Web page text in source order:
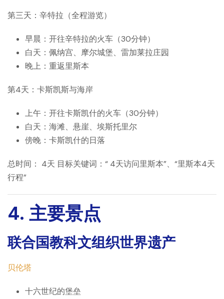
第三天：辛特拉（全程游览）
早晨：开往辛特拉的火车（30分钟）
白天：佩纳宫、摩尔城堡、雷加莱拉庄园
晚上：重返里斯本
第4天：卡斯凯斯与海岸
上午：开往卡斯凯什的火车（30分钟）
白天：海滩、悬崖、埃斯托里尔
傍晚：卡斯凯什的日落
总时间： 4天 目标关键词：“ 4天访问里斯本”、“里斯本4天
行程”
4. 主要景点
联合国教科文组织世界遗产
贝伦塔
十六世纪的堡垒